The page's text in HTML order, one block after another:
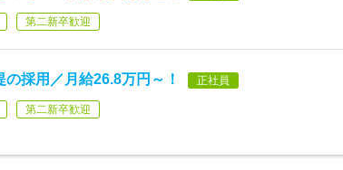
第二新卒歓迎
採用／月給26.8万円～！ 正社員
第二新卒歓迎